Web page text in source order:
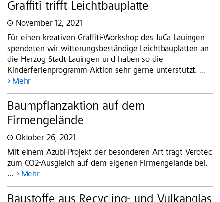
Graffiti trifft Leichtbauplatte
November 12, 2021
Für einen kreativen Graffiti-Workshop des JuCa Lauingen
spendeten wir witterungsbeständige Leichtbauplatten an
die Herzog Stadt-Lauingen und haben so die
Kinderferienprogramm-Aktion sehr gerne unterstützt. ...
Mehr
Baumpflanzaktion auf dem
Firmengelände
Oktober 26, 2021
Mit einem Azubi-Projekt der besonderen Art trägt Verotec
zum CO2-Ausgleich auf dem eigenen Firmengelände bei.
...
Mehr